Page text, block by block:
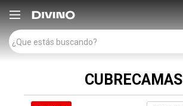

CUBRECAMAS